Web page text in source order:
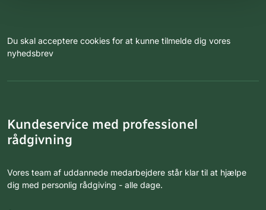
Du skal acceptere cookies for at kunne tilmelde dig vores
nyhedsbrev
Kundeservice med professionel
rådgivning
Vores team af uddannede medarbejdere står klar til at hjælpe
dig med personlig rådgiving - alle dage.